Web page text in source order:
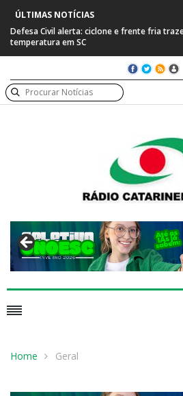
ÚLTIMAS NOTÍCIAS
Defesa Civil alerta: ciclone e frente fria
temperatura em SC
Home Geral